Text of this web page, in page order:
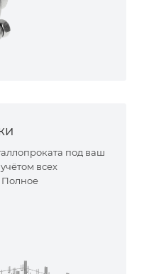
под ваш
всех
Полное